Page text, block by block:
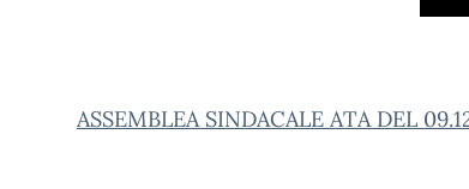
ASSEMBLEA SINDACALE ATA DEL